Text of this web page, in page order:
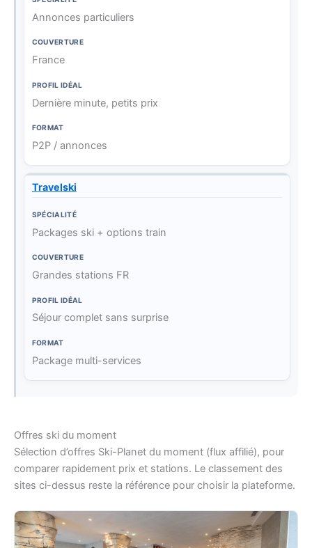
Annonces particuliers
France
Dernière minute, petits prix
P2P / annonces
Travelski
Packages ski + options train
Grandes stations FR
Séjour complet sans surprise
Package multi-services
Offres ski du moment
Sélection d’offres Ski-Planet du moment (flux affilié), pour
comparer rapidement prix et stations. Le classement des
sites ci-dessus reste la référence pour choisir la plateforme.